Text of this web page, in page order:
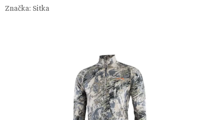
Značka: Sitka